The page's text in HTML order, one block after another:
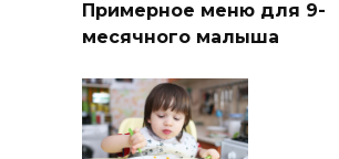
Примерное меню для 9-
месячного малыша